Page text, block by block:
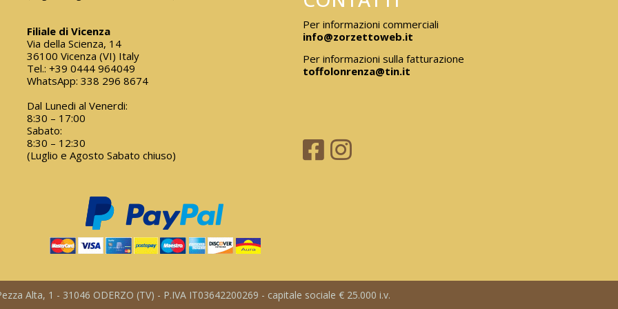
Filiale di Vicenza
Via della Scienza, 14
36100 Vicenza (VI) Italy
Tel.: +39 0444 964049
WhatsApp: 338 296 8674
Dal Lunedi al Venerdi:
8:30 – 17:00
Sabato:
8:30 – 12:30
(Luglio e Agosto Sabato chiuso)
Per informazioni commerciali
info@zorzettoweb.it
Per informazioni sulla fatturazione
toffolonrenza@tin.it
Alta, 1 - 31046 ODERZO (TV) - P.IVA IT03642200269 - capitale sociale € 25.000 i.v.